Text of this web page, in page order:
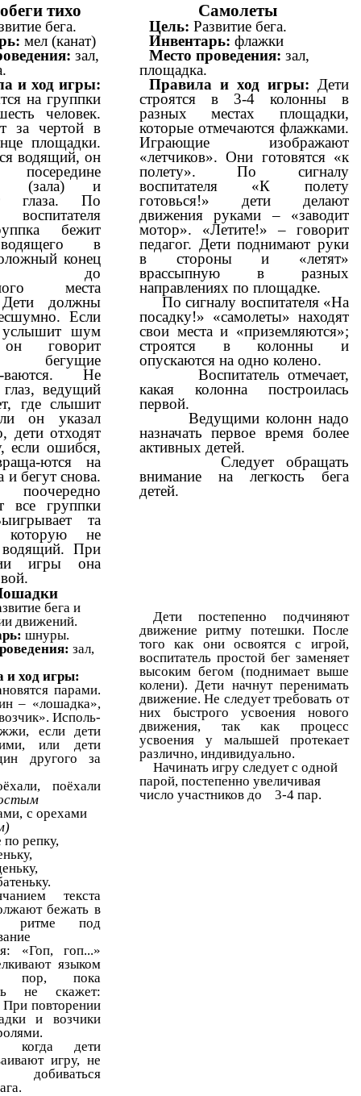
тихо
бега.
мел (канат)
зал,
и ход игры:
на группки
человек.
за чертой в
площадки.
водящий, он
посередине
(зала) и
глаза. По
бежит
в
конец
до
места
должны
Если
шум
говорит
бегущие
ваются. Не
ведущий
где слышит
он указал
дети отходят
если ошибся,
ются на
и бегут снова.
все группки
та
которую не
При
игры она
Самолеты
Цель: Развитие бега.
Инвентарь: флажки
Место проведения: зал,
площадка.
Правила и ход игры: Дети
строятся в 3-4 колонны в
разных местах площадки,
которые отмечаются флажками.
Играющие изображают
«летчиков». Они готовятся «к
полету». По сигналу
воспитателя «К полету
готовься!» дети делают
движения руками – «заводит
мотор». «Летите!» – говорит
педагог. Дети поднимают руки
в стороны и «летят»
врассыпную в разных
направлениях по площадке.
По сигналу воспитателя «На
посадку!» «самолеты» находят
свои места и «приземляются»;
строятся в колонны и
опускаются на одно колено.
Воспитатель отмечает,
какая колонна построилась
первой.
Ведущими колонн надо
назначать первое время более
активных детей.
Следует обращать
внимание на легкость бега
детей.
бега и
движений.
шнуры.
зал,
и ход игры:
парами.
– «лошадка»,
Исполь-
если дети
или дети
другого за
поёхали
с орехами
репку,
текста
бежать в
под
«Гоп, гоп...»
языком
пор, пока
не скажет:
повторении
и возчики
когда дети
игру, не
добиваться
Дети постепенно подчиняют
движение ритму потешки. После
того как они освоятся с игрой,
воспитатель простой бег заменяет
высоким бегом (поднимает выше
колени). Дети начнут перенимать
движение. Не следует требовать от
них быстрого усвоения нового
движения, так как процесс
усвоения у малышей протекает
различно, индивидуально.
Начинать игру следует с одной
парой, постепенно увеличивая
число участников до 3-4 пар.